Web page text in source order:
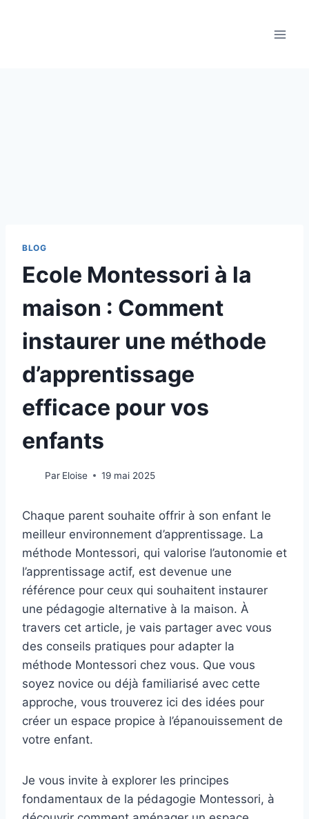
BLOG
Ecole Montessori à la
maison : Comment
instaurer une méthode
d’apprentissage
efficace pour vos
enfants
Par Eloise 19 mai 2025
Chaque parent souhaite offrir à son enfant le
meilleur environnement d’apprentissage. La
méthode Montessori, qui valorise l’autonomie et
l’apprentissage actif, est devenue une
référence pour ceux qui souhaitent instaurer
une pédagogie alternative à la maison. À
travers cet article, je vais partager avec vous
des conseils pratiques pour adapter la
méthode Montessori chez vous. Que vous
soyez novice ou déjà familiarisé avec cette
approche, vous trouverez ici des idées pour
créer un espace propice à l’épanouissement de
votre enfant.
Je vous invite à explorer les principes
fondamentaux de la pédagogie Montessori, à